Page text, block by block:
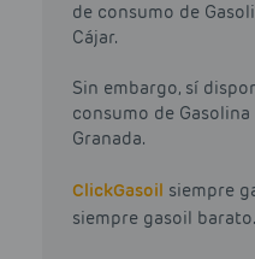
de consumo de
Cájar.
Sin embargo, sí
consumo de
Granada.
ClickGasoil siempre
siempre gasoil barato.